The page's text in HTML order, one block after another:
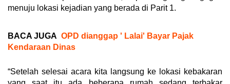
menuju lokasi kejadian yang berada di Parit 1.
BACA JUGA OPD dianggap ' Lalai' Bayar Pajak
Kendaraan Dinas
“Setelah selesai acara kita langsung ke lokasi kebakaran